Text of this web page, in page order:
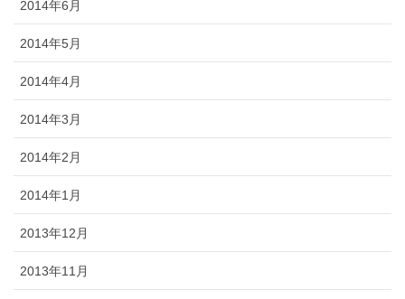
2014年6月
2014年5月
2014年4月
2014年3月
2014年2月
2014年1月
2013年12月
2013年11月